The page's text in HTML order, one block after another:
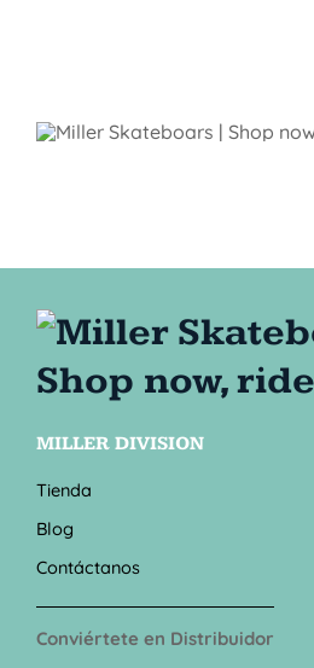
MILLER DIVISION
Tienda
Blog
Contáctanos
Conviértete en Distribuidor